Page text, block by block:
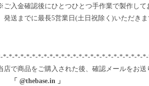
入金確認後にひとつひとつ手作業で製作して
送までに最長5営業日(土日祝除く)いただきま
*-*-*-*-*-*-*-*-*-*-*-*-*-*-*-*-*-*-*-*-*-*-*-*-
店で商品をご購入された後、確認メールをお送
@thebase.in 」